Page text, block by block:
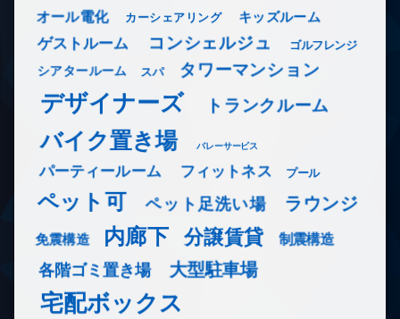
オール電化 カーシェアリング キッズルーム
ゲストルーム コンシェルジュ ゴルフレンジ
シアタールーム スパ タワーマンション
デザイナーズ トランクルーム
バイク置き場 バレーサービス
パーティールーム フィットネス プール
ペット可 ペット足洗い場 ラウンジ
免震構造 内廊下 分譲賃貸 制震構造
各階ゴミ置き場 大型駐車場
宅配ボックス